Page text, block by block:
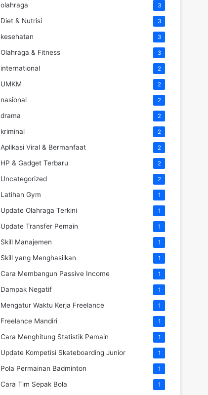
olahraga 3
Diet & Nutrisi 3
kesehatan 3
Olahraga & Fitness 3
international 2
UMKM 2
nasional 2
drama 2
kriminal 2
Aplikasi Viral & Bermanfaat 2
HP & Gadget Terbaru 2
Uncategorized 2
Latihan Gym 1
Update Olahraga Terkini 1
Update Transfer Pemain 1
Skill Manajemen 1
Skill yang Menghasilkan 1
Cara Membangun Passive Income 1
Dampak Negatif 1
Mengatur Waktu Kerja Freelance 1
Freelance Mandiri 1
Cara Menghitung Statistik Pemain 1
Update Kompetisi Skateboarding Junior 1
Pola Permainan Badminton 1
Cara Tim Sepak Bola 1